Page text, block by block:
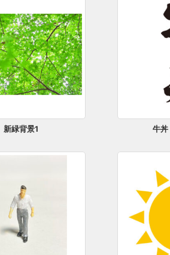
新緑背景1 牛